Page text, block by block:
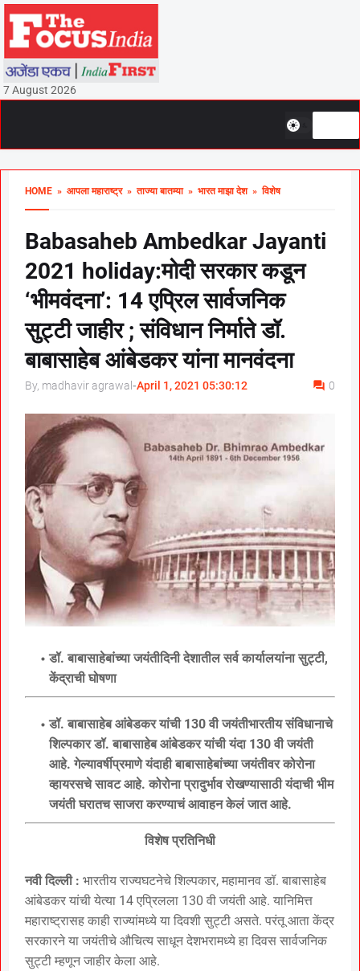
7 August 2026
HOME » आपला महाराष्ट्र» ताज्या बातम्या» भारत माझा देश» विशेष
Babasaheb Ambedkar Jayanti
2021 holiday:मोदी सरकार कडून
‘भीमवंदना’: 14 एप्रिल सार्वजनिक
सुट्टी जाहीर ; संविधान निर्माते डॉ.
बाबासाहेब आंबेडकर यांना मानवंदना
By, madhavir agrawal -April 1, 2021 05:30:12 0
डॉ. बाबासाहेबांच्या जयंतीदिनी देशातील सर्व कार्यालयांना सुट्टी,
केंद्राची घोषणा
डॉ. बाबासाहेब आंबेडकर यांची 130 वी जयंतीभारतीय संविधानाचे
शिल्पकार डॉ. बाबासाहेब आंबेडकर यांची यंदा 130 वी जयंती
आहे. गेल्यावर्षीप्रमाणे यंदाही बाबासाहेबांच्या जयंतीवर कोरोना
व्हायरसचे सावट आहे. कोरोना प्रादुर्भाव रोखण्यासाठी यंदाची भीम
जयंती घरातच साजरा करण्याचं आवाहन केलं जात आहे.
विशेष प्रतिनिधी
नवी दिल्ली : भारतीय राज्यघटनेचे शिल्पकार, महामानव डॉ. बाबासाहेब
आंबेडकर यांची येत्या 14 एप्रिलला 130 वी जयंती आहे. यानिमित्त
महाराष्ट्रासह काही राज्यांमध्ये या दिवशी सुट्टी असते. परंतू आता केंद्र
सरकारने या जयंतीचे औचित्य साधून देशभरामध्ये हा दिवस सार्वजनिक
सुट्टी म्हणून जाहीर केला आहे.